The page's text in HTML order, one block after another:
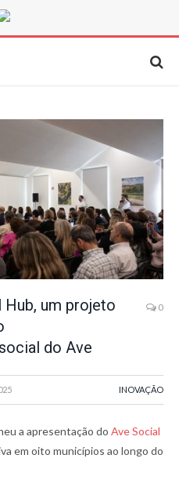
Hub, um projeto
do Ave
0
INOVAÇÃO
a apresentação do Ave Social
em oito municípios ao longo do